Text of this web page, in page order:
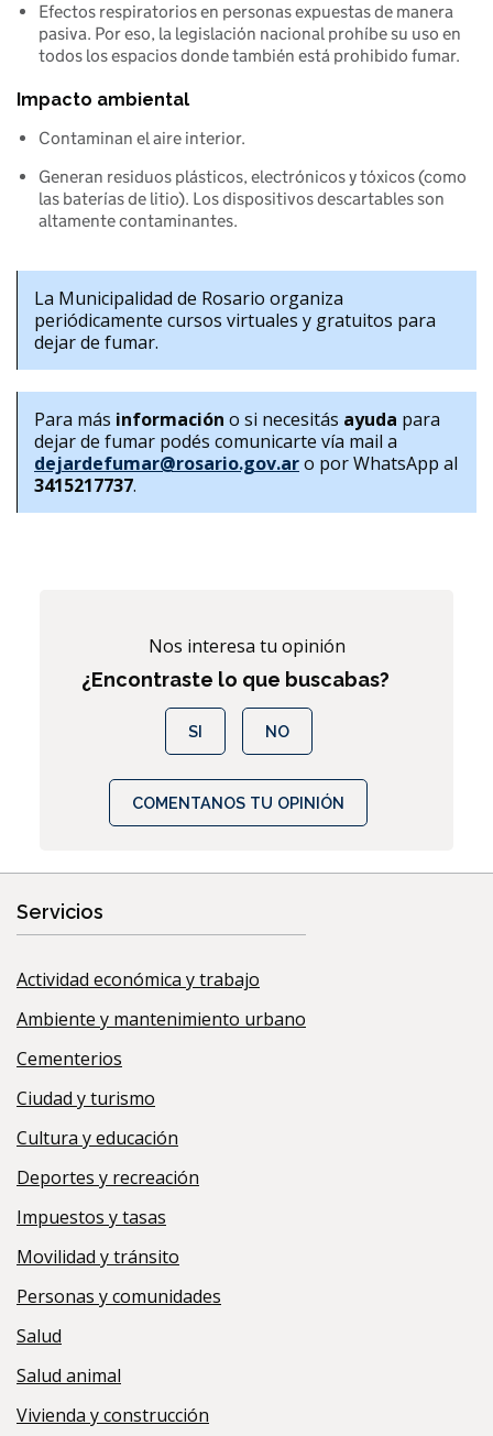
Efectos respiratorios en personas expuestas de manera
pasiva. Por eso, la legislación nacional prohíbe su uso en
todos los espacios donde también está prohibido fumar.
Impacto ambiental
Contaminan el aire interior.
Generan residuos plásticos, electrónicos y tóxicos (como
las baterías de litio). Los dispositivos descartables son
altamente contaminantes.
La Municipalidad de Rosario organiza
periódicamente cursos virtuales y gratuitos para
dejar de fumar.
Para más información o si necesitás ayuda para
dejardefumar@rosario.gov.ar
3415217737.
Nos interesa tu opinión
¿Encontraste lo que buscabas?
SI NO
COMENTANOS TU OPINIÓN
Servicios
Actividad económica y trabajo
Ambiente y mantenimiento urbano
Cementerios
Ciudad y turismo
Cultura y educación
Deportes y recreación
Impuestos y tasas
Movilidad y tránsito
Personas y comunidades
Salud
Salud animal
Vivienda y construcción